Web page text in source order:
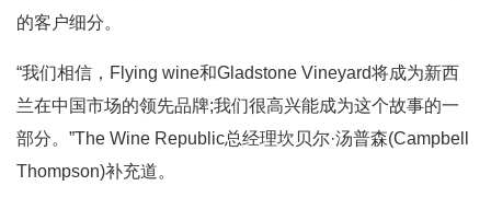
的客户细分。
“我们相信，Flying wine和Gladstone Vineyard将成为新西
兰在中国市场的领先品牌;我们很高兴能成为这个故事的一
部分。”The Wine Republic总经理坎贝尔·汤普森(Campbell
Thompson)补充道。